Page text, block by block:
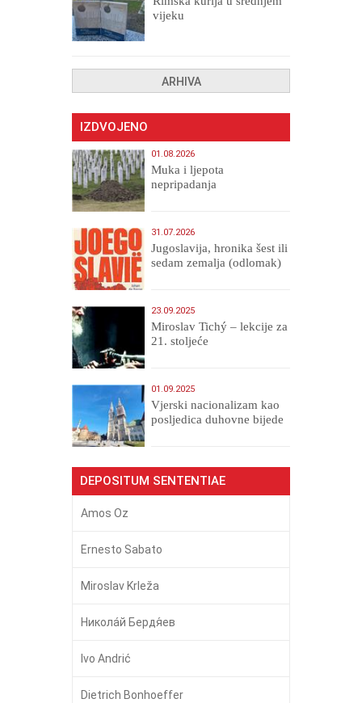
vijeku
ARHIVA
IZDVOJENO
01.08.2026
Muka i ljepota
nepripadanja
31.07.2026
Jugoslavija, hronika šest ili
sedam zemalja (odlomak)
23.09.2025
Miroslav Tichý – lekcije za
21. stoljeće
01.09.2025
​Vjerski nacionalizam kao
posljedica duhovne bijede
DEPOSITUM SENTENTIAE
Amos Oz
Ernesto Sabato
Miroslav Krleža
Никола́й Бердя́ев
Ivo Andrić
Dietrich Bonhoeffer